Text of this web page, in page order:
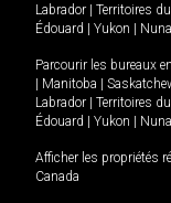
Labrador
Territoires
Édouard
Yukon
Parcourir les bureaux en
Manitoba
Labrador
Territoires
Édouard
Yukon
Afficher les propriétés
Canada